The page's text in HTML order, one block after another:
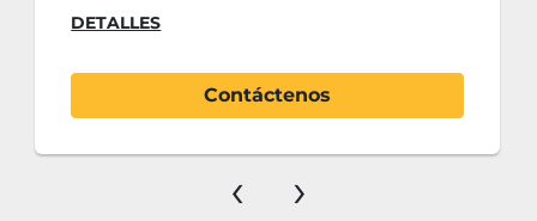
DETALLES
Contáctenos
‹ ›